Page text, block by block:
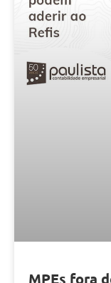
MPEs fora